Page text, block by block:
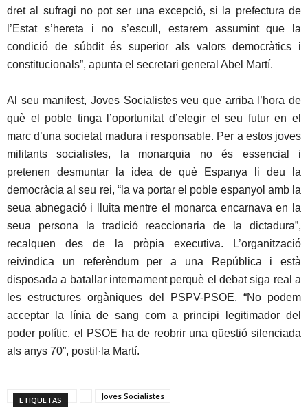
dret al sufragi no pot ser una excepció, si la prefectura de
l’Estat s’hereta i no s’escull, estarem assumint que la
condició de súbdit és superior als valors democràtics i
constitucionals”, apunta el secretari general Abel Martí.
Al seu manifest, Joves Socialistes veu que arriba l’hora de
què el poble tinga l’oportunitat d’elegir el seu futur en el
marc d’una societat madura i responsable. Per a estos joves
militants socialistes, la monarquia no és essencial i
pretenen desmuntar la idea de què Espanya li deu la
democràcia al seu rei, “la va portar el poble espanyol amb la
seua abnegació i lluita mentre el monarca encarnava en la
seua persona la tradició reaccionaria de la dictadura”,
recalquen des de la pròpia executiva. L’organització
reivindica un referèndum per a una República i està
disposada a batallar internament perquè el debat siga real a
les estructures orgàniques del PSPV-PSOE. “No podem
acceptar la línia de sang com a principi legitimador del
poder polític, el PSOE ha de reobrir una qüestió silenciada
als anys 70”, postil·la Martí.
ETIQUETAS Joves Socialistes